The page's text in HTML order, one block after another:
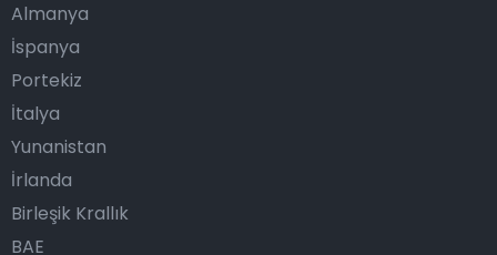
Almanya
İspanya
Portekiz
İtalya
Yunanistan
İrlanda
Birleşik Krallık
BAE